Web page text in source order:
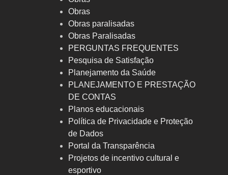
Obras
Obras paralisadas
Obras Paralisadas
PERGUNTAS FREQUENTES
Pesquisa de Satisfação
Planejamento da Saúde
PLANEJAMENTO E PRESTAÇÃO
DE CONTAS
Planos educacionais
Política de Privacidade e Proteção
de Dados
Portal da Transparência
Projetos de incentivo cultural e
esportivo